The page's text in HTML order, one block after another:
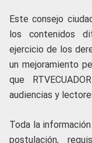
Este consejo
los contenidos
ejercicio de los
un mejoramiento
que
audiencias y
Toda la
postulación,